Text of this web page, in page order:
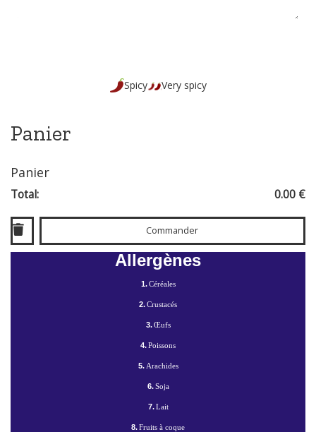
Spicy Very spicy
Panier
Panier
Total: 0.00 €
Commander
Allergènes
1.Céréales
2.Crustacés
3.Œufs
4.Poissons
5. Arachides
6.Soja
7.Lait
8.Fruits à coque